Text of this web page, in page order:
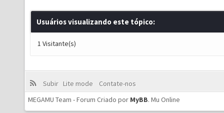
Usuários visualizando este tópico:
1 Visitante(s)
Subir Lite mode
Contate-nos
MEGAMU Team - Forum Criado por MyBB. Mu Online